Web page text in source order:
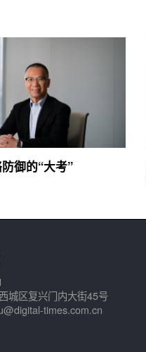
御的“大考”
城区复兴门内大街45号
times.com.cn